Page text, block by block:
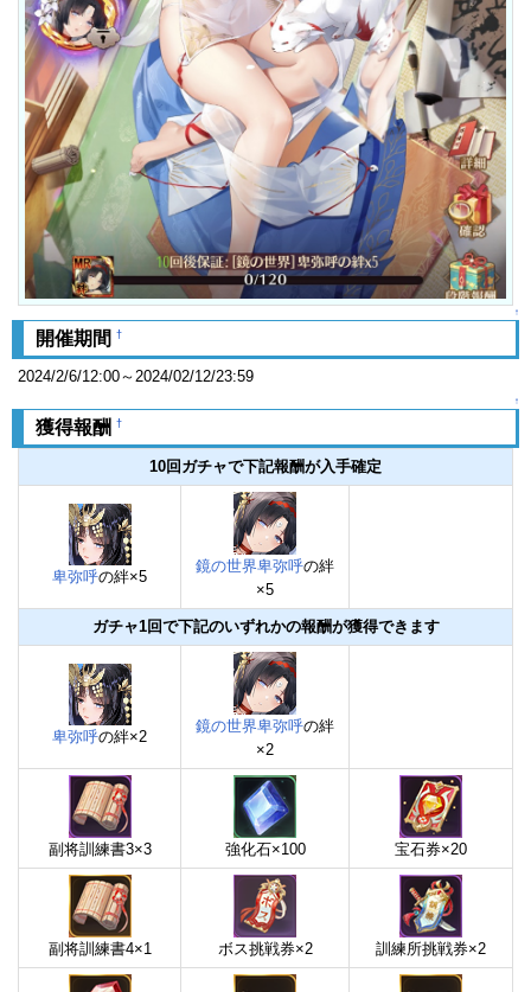
↑
開催期間 †
2024/2/6/12:00～2024/02/12/23:59
↑
獲得報酬 †
10回ガチャで下記報酬が入手確定
卑弥呼の絆×5
鏡の世界卑弥呼の絆
×5
ガチャ1回で下記のいずれかの報酬が獲得できます
卑弥呼の絆×2
鏡の世界卑弥呼の絆
×2
副将訓練書3×3 強化石×100 宝石券×20
副将訓練書4×1 ボス挑戦券×2 訓練所挑戦券×2